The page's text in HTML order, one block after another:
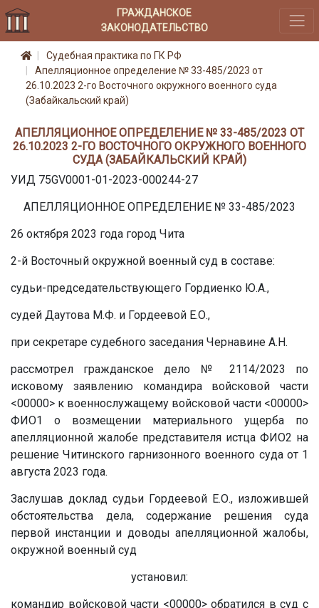
ГРАЖДАНСКОЕ
ЗАКОНОДАТЕЛЬСТВО
Судебная практика по ГК РФ
Апелляционное определение № 33-485/2023 от
26.10.2023 2-го Восточного окружного военного суда
(Забайкальский край)
АПЕЛЛЯЦИОННОЕ ОПРЕДЕЛЕНИЕ № 33-485/2023 ОТ
26.10.2023 2-ГО ВОСТОЧНОГО ОКРУЖНОГО ВОЕННОГО
СУДА (ЗАБАЙКАЛЬСКИЙ КРАЙ)
УИД 75GV0001-01-2023-000244-27
АПЕЛЛЯЦИОННОЕ ОПРЕДЕЛЕНИЕ № 33-485/2023
26 октября 2023 года город Чита
2-й Восточный окружной военный суд в составе:
судьи-председательствующего Гордиенко Ю.А.,
судей Даутова М.Ф. и Гордеевой Е.О.,
при секретаре судебного заседания Чернавине А.Н.
рассмотрел гражданское дело № 2114/2023 по
исковому заявлению командира войсковой части
<00000> к военнослужащему войсковой части <00000>
ФИО1 о возмещении материального ущерба по
апелляционной жалобе представителя истца ФИО2 на
решение Читинского гарнизонного военного суда от 1
августа 2023 года.
Заслушав доклад судьи Гордеевой Е.О., изложившей
обстоятельства дела, содержание решения суда
первой инстанции и доводы апелляционной жалобы,
окружной военный суд
установил:
командир войсковой части <00000>обратился в суд с